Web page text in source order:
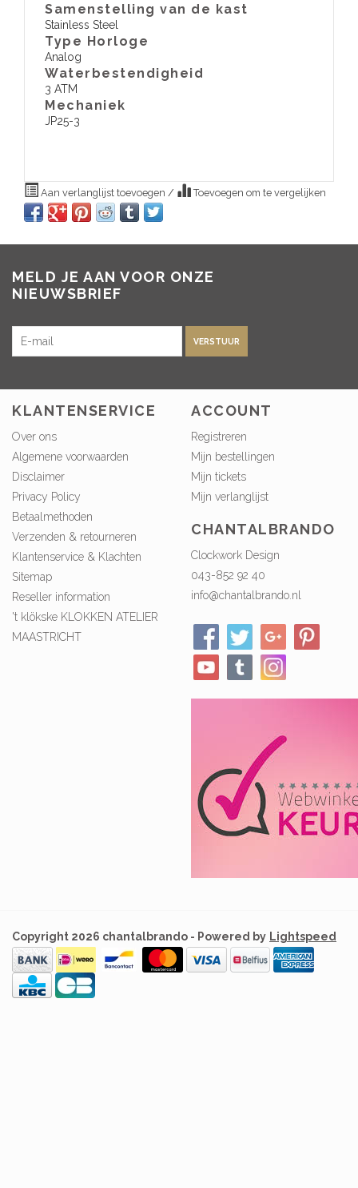
Samenstelling van de kast
Stainless Steel
Type Horloge
Analog
Waterbestendigheid
3 ATM
​Mechaniek
JP25-3
Aan verlanglijst toevoegen / Toevoegen om te vergelijken
MELD JE AAN VOOR ONZE
NIEUWSBRIEF
VERSTUUR
KLANTENSERVICE
Over ons
Algemene voorwaarden
Disclaimer
Privacy Policy
Betaalmethoden
Verzenden & retourneren
Klantenservice & Klachten
Sitemap
Reseller information
't klökske KLOKKEN ATELIER
MAASTRICHT
ACCOUNT
Registreren
Mijn bestellingen
Mijn tickets
Mijn verlanglijst
CHANTALBRANDO
Clockwork Design
043-852 92 40
info@chantalbrando.nl
Copyright 2026 chantalbrando - Powered by Lightspeed